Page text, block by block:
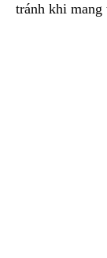
tránh khi mang